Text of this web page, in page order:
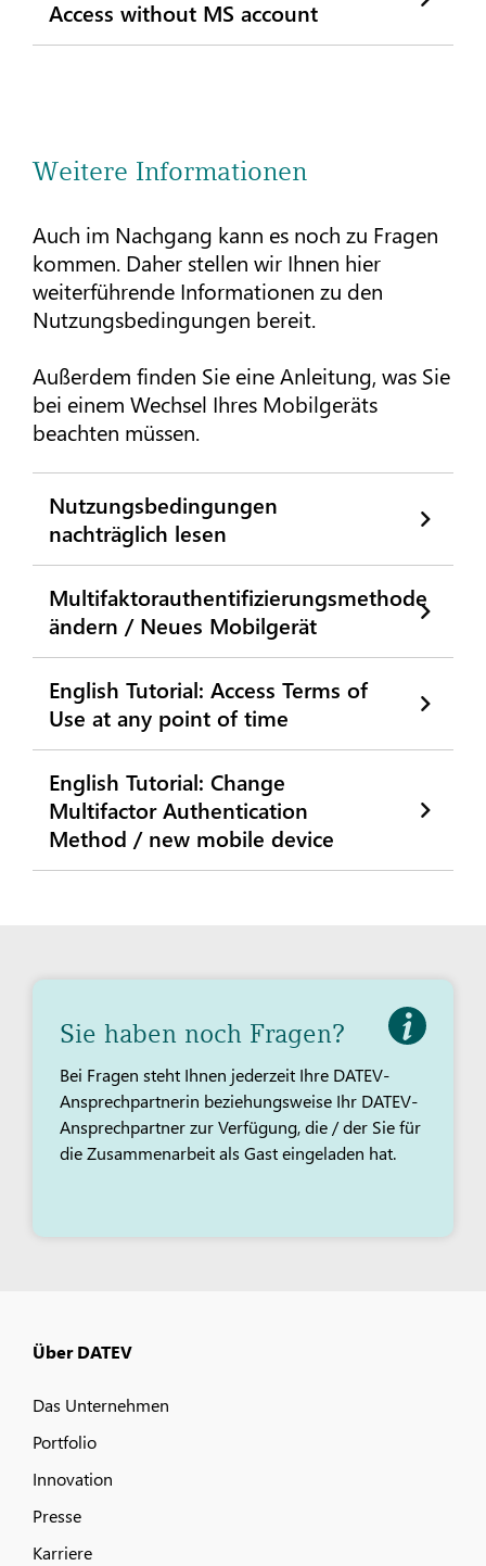
Access without MS account
Weitere Informationen
Auch im Nachgang kann es noch zu Fragen
kommen. Daher stellen wir Ihnen hier
weiterführende Informationen zu den
Nutzungsbedingungen bereit.
Außerdem finden Sie eine Anleitung, was Sie
bei einem Wechsel Ihres Mobilgeräts
beachten müssen.
Nutzungsbedingungen
nachträglich lesen
Multifaktorauthentifizierungsmethode
ändern / Neues Mobilgerät
English Tutorial: Access Terms of
Use at any point of time
English Tutorial: Change
Multifactor Authentication
Method / new mobile device
Sie haben noch Fragen?
Bei Fragen steht Ihnen jederzeit Ihre DATEV-
Ansprechpartnerin beziehungsweise Ihr DATEV-
Ansprechpartner zur Verfügung, die / der Sie für
die Zusammenarbeit als Gast eingeladen hat.
Über DATEV
Das Unternehmen
Portfolio
Innovation
Presse
Karriere